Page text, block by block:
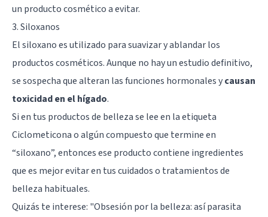
un producto cosmético a evitar.
3. Siloxanos
El siloxano es utilizado para suavizar y ablandar los
productos cosméticos. Aunque no hay un estudio definitivo,
se sospecha que alteran las funciones hormonales ycausan
toxicidad en el hígado.
Si en tus productos de belleza se lee en la etiqueta
Ciclometicona o algún compuesto que termine en
“siloxano”, entonces ese producto contiene ingredientes
que es mejor evitar en tus cuidados o tratamientos de
belleza habituales.
Quizás te interese: "Obsesión por la belleza: así parasita